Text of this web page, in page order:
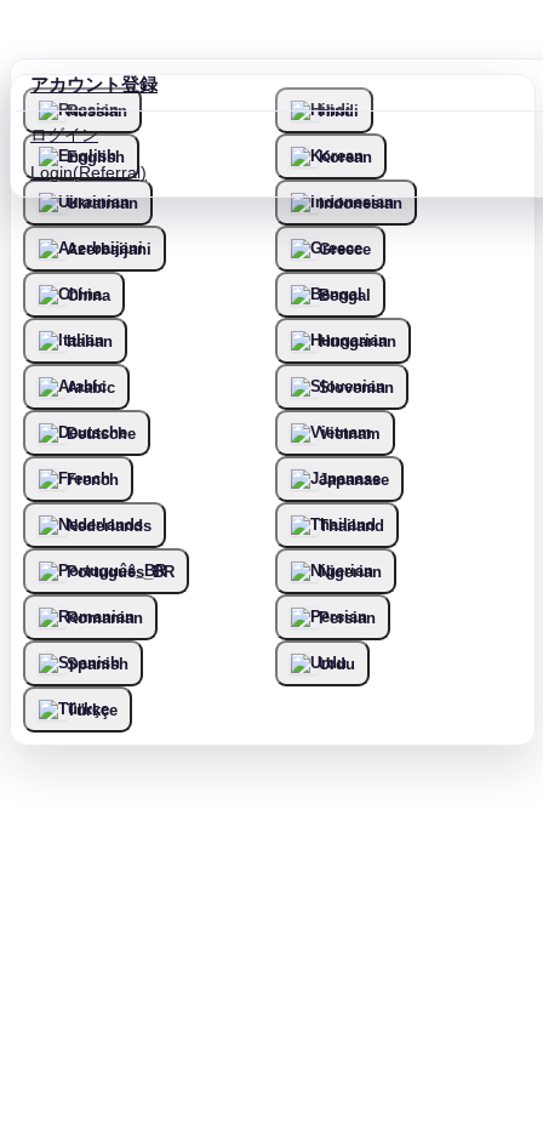
Russian
English
Ukrainian
Azerbaijani
China
Italian
Arabic
Deutsche
French
Nederlands
Português_BR
Romanian
Spanish
Türkçe
Hindi
Korean
Indonesian
Greece
Bengal
Hungarian
Slovenian
Vietnam
Japanase
Thailand
Nigerian
Persian
Urdu
アカウント登録
ログイン
Login(Referral)